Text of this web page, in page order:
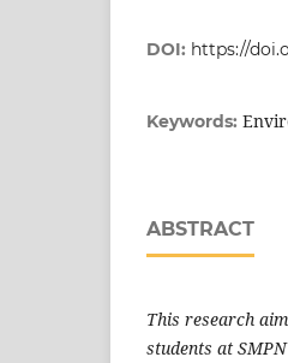
DOI: https://
Keywords:
ABSTRACT
This research
students at